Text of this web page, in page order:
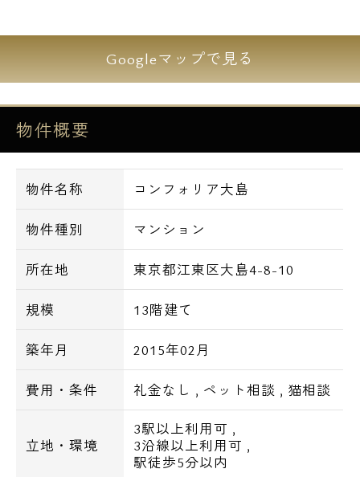
間ゴミステーションと大変充実です。
初期費用面も弊社エスアールホーム限定で仲
介手数料無料と大変お得な物件です。
【設備一覧】
■オートロック
■TVモニタ付インターホン
■フローリング
■2口システムガスキッチン
■エアコン
■オートバス
■シャワートイレ
■浴室乾燥機
■NTT光フレッツ
■24時間ゴミ置き場
Googleマップで見る
物件概要
物件名称 コンフォリア大島
物件種別 マンション
所在地 東京都江東区大島4-8-10
規模 13階建て
築年月 2015年02月
費用・条件 礼金なし , ペット相談 , 猫相談
立地・環境
3駅以上利用可 ,
3沿線以上利用可 ,
駅徒歩5分以内